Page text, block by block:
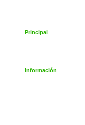
Principal
Información